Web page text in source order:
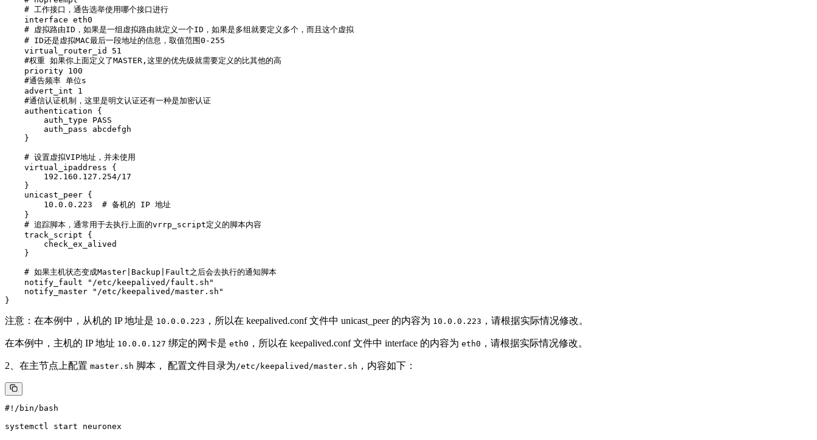
    # 工作接口，通告选举使用哪个接口进行
    interface eth0
    # 虚拟路由ID，如果是一组虚拟路由就定义一个ID，如果是多组就要定义多个，而且这个虚拟
    # ID还是虚拟MAC最后一段地址的信息，取值范围0-255
    virtual_router_id 51
    #权重 如果你上面定义了MASTER,这里的优先级就需要定义的比其他的高
    priority 100
    #通告频率 单位s
    advert_int 1
    #通信认证机制，这里是明文认证还有一种是加密认证
    authentication {
        auth_type PASS
        auth_pass abcdefgh
    }
    # 设置虚拟VIP地址，并未使用
    virtual_ipaddress {
        192.160.127.254/17
    }
    unicast_peer {
        10.0.0.223  # 备机的 IP 地址
    }
    # 追踪脚本，通常用于去执行上面的vrrp_script定义的脚本内容
    track_script {
        check_ex_alived
    }
    # 如果主机状态变成Master|Backup|Fault之后会去执行的通知脚本
    notify_fault "/etc/keepalived/fault.sh"
    notify_master "/etc/keepalived/master.sh"
注意：在本例中，从机的 IP 地址是 10.0.0.223 ，所以在 keepalived.conf 文件中 unicast_peer 的内容为 10.0.0.223 ，请根据实际情况修改。
在本例中，主机的 IP 地址 10.0.0.127 绑定的网卡是 eth0 ，所以在 keepalived.conf 文件中 interface 的内容为 eth0 ，请根据实际情况修改。
2、在主节点上配置 master.sh 脚本， 配置文件目录为 /etc/keepalived/master.sh ，内容如下：
#!/bin/bash